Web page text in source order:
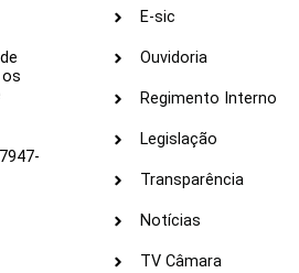
E-sic
Ouvidoria
Regimento Interno
Legislação
Transparência
Notícias
TV Câmara